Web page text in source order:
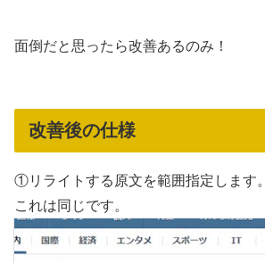
面倒だと思ったら改善あるのみ！
改善後の仕様
①リライトする原文を範囲指定します。
これは同じです。